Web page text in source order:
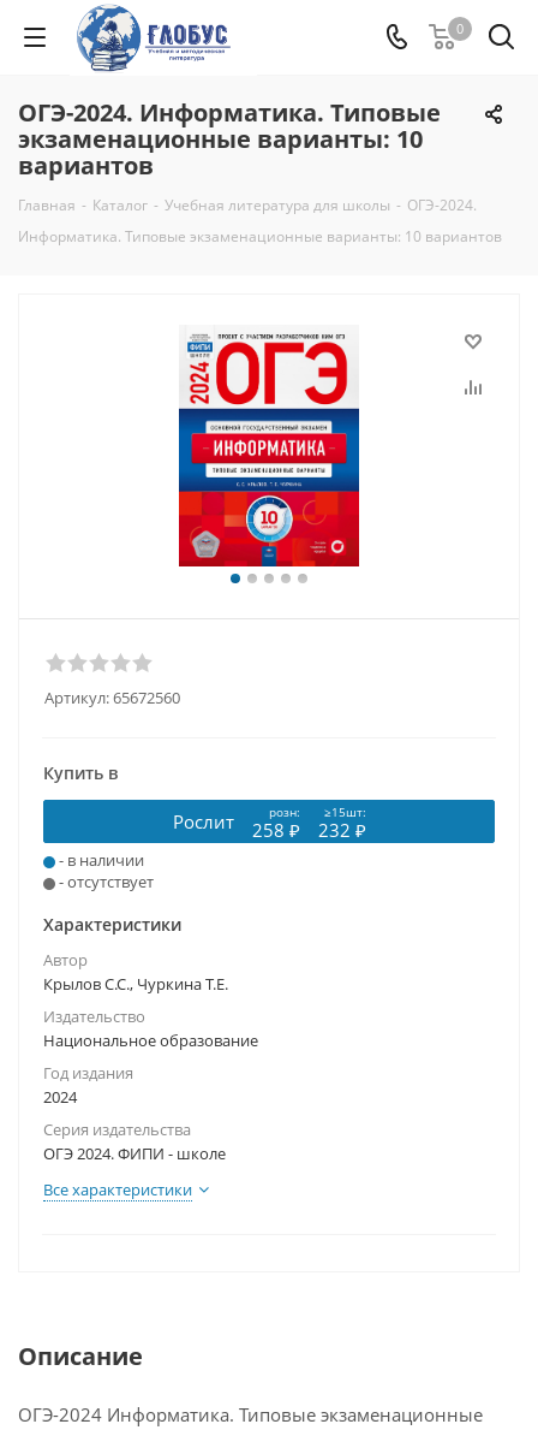
0
ОГЭ-2024. Информатика. Типовые
экзаменационные варианты: 10
вариантов
Главная - Каталог - Учебная литература для школы - ОГЭ-2024.
Информатика. Типовые экзаменационные варианты: 10 вариантов
Артикул:65672560
Купить в
Рослит розн: ≥15шт:
258 ₽ 232 ₽
- в наличии
- отсутствует
Характеристики
Автор
Крылов С.С., Чуркина Т.Е.
Издательство
Национальное образование
Год издания
2024
Серия издательства
ОГЭ 2024. ФИПИ - школе
Все характеристики
Описание
ОГЭ-2024 Информатика. Типовые экзаменационные